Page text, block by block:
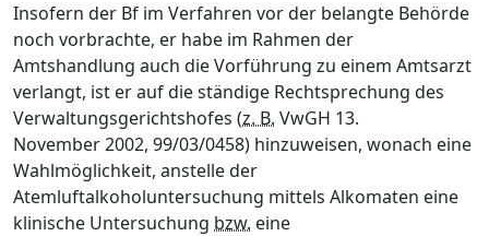
Insofern der Bf im Verfahren vor der belangte Behörde
noch vorbrachte, er habe im Rahmen der
Amtshandlung auch die Vorführung zu einem Amtsarzt
verlangt, ist er auf die ständige Rechtsprechung des
Verwaltungsgerichtshofes (z. B. VwGH 13.
November 2002, 99/03/0458) hinzuweisen, wonach eine
Wahlmöglichkeit, anstelle der
Atemluftalkoholuntersuchung mittels Alkomaten eine
klinische Untersuchung bzw. eine